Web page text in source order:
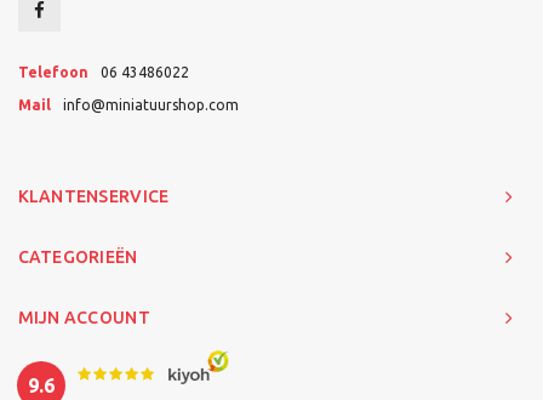
Telefoon 06 43486022
Mail info@miniatuurshop.com
KLANTENSERVICE
CATEGORIEËN
MIJN ACCOUNT
9.6